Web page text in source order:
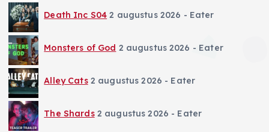
Death Inc S04 2 augustus 2026 - Eater
Monsters of God 2 augustus 2026 - Eater
Alley Cats 2 augustus 2026 - Eater
The Shards 2 augustus 2026 - Eater